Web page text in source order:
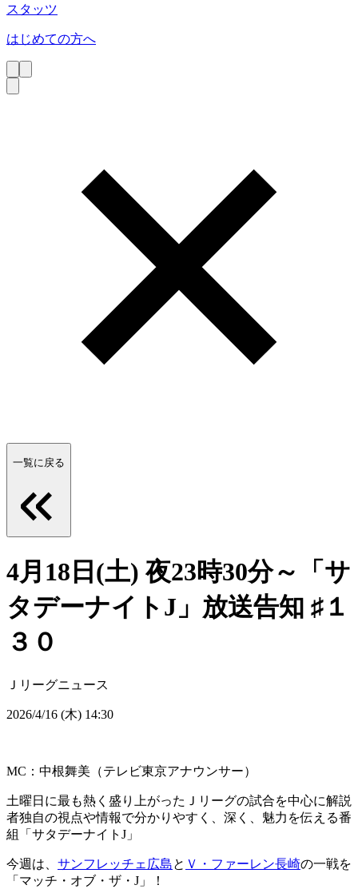
スタッツ
はじめての方へ
一覧に戻る
4月18日(土) 夜23時30分～「サ
タデーナイトJ」放送告知 ♯１
３０
Ｊリーグニュース
2026/4/16 (木) 14:30
MC：中根舞美（テレビ東京アナウンサー）
土曜日に最も熱く盛り上がったＪリーグの試合を中心に解説
者独自の視点や情報で分かりやすく、深く、魅力を伝える番
組「サタデーナイトJ」
今週は、 サンフレッチェ広島と Ｖ・ファーレン長崎の一戦を
「マッチ・オブ・ザ・J」！